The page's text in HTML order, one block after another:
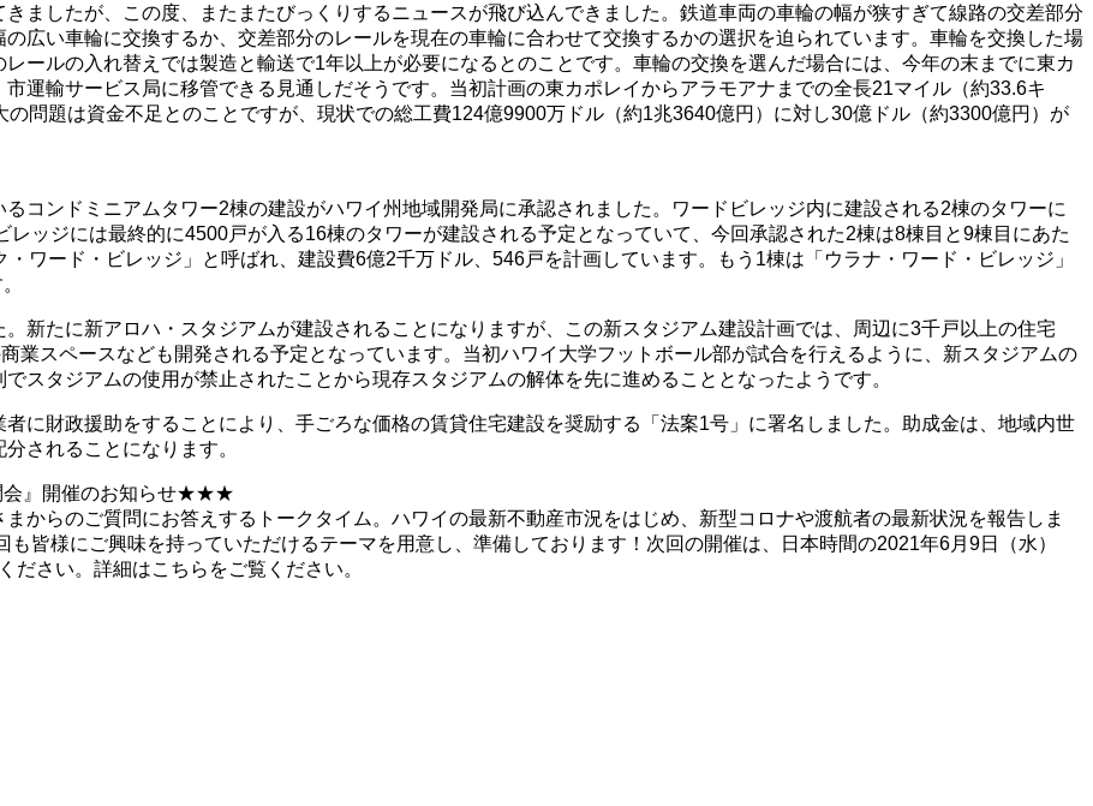
ましたが、この度、またまたびっくりするニュースが飛び込んできました。鉄道車両の車輪の幅が狭すぎて線路の交差部分
広い車輪に交換するか、交差部分のレールを現在の車輪に合わせて交換するかの選択を迫られています。車輪を交換した場
ールの入れ替えでは製造と輸送で1年以上が必要になるとのことです。車輪の交換を選んだ場合には、今年の末までに東カ
運輸サービス局に移管できる見通しだそうです。当初計画の東カポレイからアラモアナまでの全長21マイル（約33.6キ
問題は資金不足とのことですが、現状での総工費124億9900万ドル（約1兆3640億円）に対し30億ドル（約3300億円）が
コンドミニアムタワー2棟の建設がハワイ州地域開発局に承認されました。ワードビレッジ内に建設される2棟のタワーに
ッジには最終的に4500戸が入る16棟のタワーが建設される予定となっていて、今回承認された2棟は8棟目と9棟目にあた
ワード・ビレッジ」と呼ばれ、建設費6億2千万ドル、546戸を計画しています。もう1棟は「ウラナ・ワード・ビレッジ」
新たに新アロハ・スタジアムが建設されることになりますが、この新スタジアム建設計画では、周辺に3千戸以上の住宅
業スペースなども開発される予定となっています。当初ハワイ大学フットボール部が試合を行えるように、新スタジアムの
スタジアムの使用が禁止されたことから現存スタジアムの解体を先に進めることとなったようです。
に財政援助をすることにより、手ごろな価格の賃貸住宅建設を奨励する「法案1号」に署名しました。助成金は、地域内世
されることになります。
会』開催のお知らせ★★★
からのご質問にお答えするトークタイム。ハワイの最新不動産市況をはじめ、新型コロナや渡航者の最新状況を報告しま
皆様にご興味を持っていただけるテーマを用意し、準備しております！次回の開催は、日本時間の2021年6月9日（水）
さい。詳細はこちらをご覧ください。